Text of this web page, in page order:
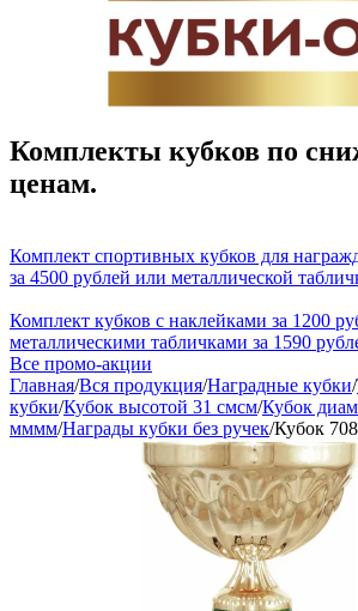
Комплекты кубков по
ценам.
Комплект спортивных кубков для
за 4500 рублей или металлической
Комплект кубков с наклейками за 1200
металлическими табличками за 1590
Все промо-акции
Главная/Вся продукция/Наградные кубки/
кубки/Кубок высотой 31 смсм/Кубок
мммм/Награды кубки без ручек/Кубок